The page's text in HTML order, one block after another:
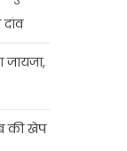
जायजा,
की खेप